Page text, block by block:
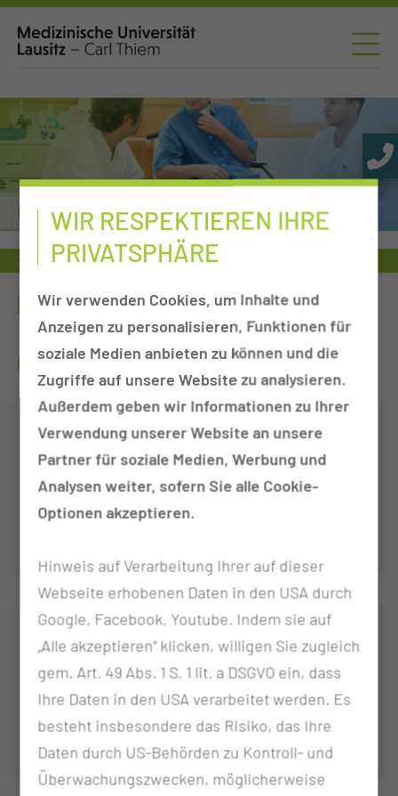
Neurologie
Zuweiser Tumorkonferenzen Neurologie
GEFÄSS-CHIRURGIE
WO FINDE ICH WEITERE INFORMATIONEN?
Arterien
Arterien transportieren sauerstoff- und
nährstoffreiches Blut vom Herzen zu den anderen
Organen
Not-Operationen
Bei der Notoperation handelt es sich um einen
operativen Eingriff, der nicht aufgeschoben werden
kann
WIR RESPEKTIEREN IHRE
PRIVATSPHÄRE
Wir verwenden Cookies, um Inhalte und
Anzeigen zu personalisieren, Funktionen für
soziale Medien anbieten zu können und die
Zugriffe auf unsere Website zu analysieren.
Außerdem geben wir Informationen zu Ihrer
Verwendung unserer Website an unsere
Partner für soziale Medien, Werbung und
Analysen weiter, sofern Sie alle Cookie-
Optionen akzeptieren.
Hinweis auf Verarbeitung Ihrer auf dieser
Webseite erhobenen Daten in den USA durch
Google, Facebook, Youtube. Indem sie auf
„Alle akzeptieren“ klicken, willigen Sie zugleich
gem. Art. 49 Abs. 1 S. 1 lit. a DSGVO ein, dass
Ihre Daten in den USA verarbeitet werden. Es
besteht insbesondere das Risiko, das Ihre
Daten durch US-Behörden zu Kontroll- und
Überwachungszwecken, möglicherweise